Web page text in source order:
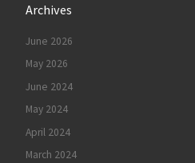
Archives
June 2026
May 2026
June 2024
May 2024
April 2024
March 2024